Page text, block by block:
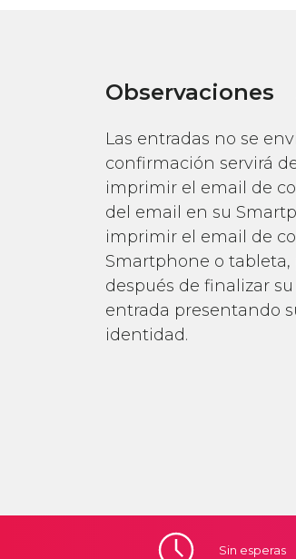
Observaciones
Las entradas no se
confirmación servirá
imprimir el email de
del email en su
imprimir el email de
Smartphone o tableta,
después de finalizar
entrada presentando
identidad.
Sin esperas